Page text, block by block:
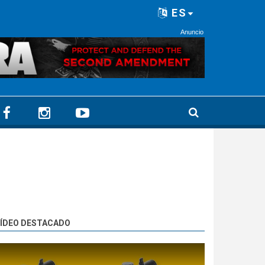
ES
Anuncio
DESTACADO